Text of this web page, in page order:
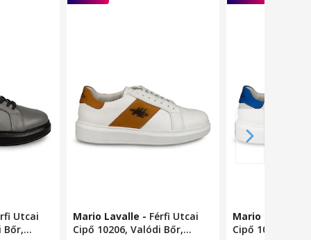
Utcai
Bőr,
Mario Lavalle - Férfi Utcai
Cipő 10206, Valódi Bőr,
Mario Lavalle
Cipő 10205,